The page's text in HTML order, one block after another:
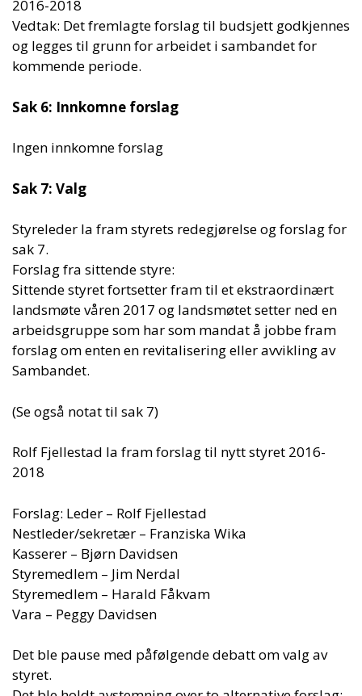
2016-2018
Vedtak: Det fremlagte forslag til budsjett godkjennes
og legges til grunn for arbeidet i sambandet for
kommende periode.
Sak 6: Innkomne forslag
Ingen innkomne forslag
Sak 7: Valg
Styreleder la fram styrets redegjørelse og forslag for
sak 7.
Forslag fra sittende styre:
Sittende styret fortsetter fram til et ekstraordinært
landsmøte våren 2017 og landsmøtet setter ned en
arbeidsgruppe som har som mandat å jobbe fram
forslag om enten en revitalisering eller avvikling av
Sambandet.
(Se også notat til sak 7)
Rolf Fjellestad la fram forslag til nytt styret 2016-
2018
Forslag: Leder – Rolf Fjellestad
Nestleder/sekretær – Franziska Wika
Kasserer – Bjørn Davidsen
Styremedlem – Jim Nerdal
Styremedlem – Harald Fåkvam
Vara – Peggy Davidsen
Det ble pause med påfølgende debatt om valg av
styret.